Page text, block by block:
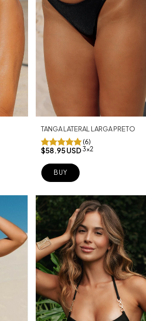
TANGA LATERAL LARGA PRETO
(6)
$58.95 USD 3x2
BUY